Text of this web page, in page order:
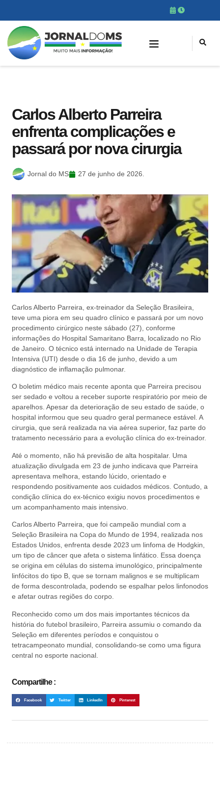
Carlos Alberto Parreira
enfrenta complicações e
passará por nova cirurgia
Jornal do MS 27 de junho de 2026.
Carlos Alberto Parreira, ex-treinador da Seleção Brasileira,
teve uma piora em seu quadro clínico e passará por um novo
procedimento cirúrgico neste sábado (27), conforme
informações do Hospital Samaritano Barra, localizado no Rio
de Janeiro. O técnico está internado na Unidade de Terapia
Intensiva (UTI) desde o dia 16 de junho, devido a um
diagnóstico de inflamação pulmonar.
O boletim médico mais recente aponta que Parreira precisou
ser sedado e voltou a receber suporte respiratório por meio de
aparelhos. Apesar da deterioração de seu estado de saúde, o
hospital informou que seu quadro geral permanece estável. A
cirurgia, que será realizada na via aérea superior, faz parte do
tratamento necessário para a evolução clínica do ex-treinador.
Até o momento, não há previsão de alta hospitalar. Uma
atualização divulgada em 23 de junho indicava que Parreira
apresentava melhora, estando lúcido, orientado e
respondendo positivamente aos cuidados médicos. Contudo, a
condição clínica do ex-técnico exigiu novos procedimentos e
um acompanhamento mais intensivo.
Carlos Alberto Parreira, que foi campeão mundial com a
Seleção Brasileira na Copa do Mundo de 1994, realizada nos
Estados Unidos, enfrenta desde 2023 um linfoma de Hodgkin,
um tipo de câncer que afeta o sistema linfático. Essa doença
se origina em células do sistema imunológico, principalmente
linfócitos do tipo B, que se tornam malignos e se multiplicam
de forma descontrolada, podendo se espalhar pelos linfonodos
e afetar outras regiões do corpo.
Reconhecido como um dos mais importantes técnicos da
história do futebol brasileiro, Parreira assumiu o comando da
Seleção em diferentes períodos e conquistou o
tetracampeonato mundial, consolidando-se como uma figura
central no esporte nacional.
Compartilhe :
Facebook Twitter LinkedIn Pinterest